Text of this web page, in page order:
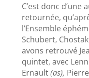
C’est donc
retournée,
l’Ensemble
Schubert,
avons retrouvé
quintet, avec
Ernault(as),